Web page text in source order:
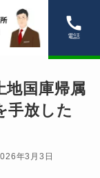
電話
地国庫帰属
手放した
年3月3日